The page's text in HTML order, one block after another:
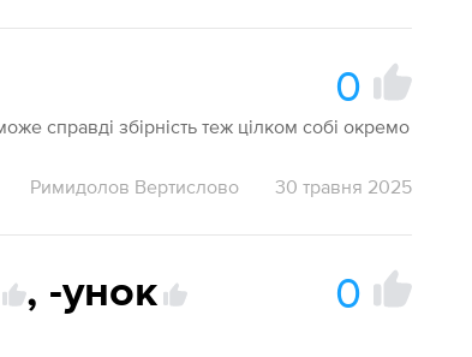
0
справді збірність теж цілком собі окремо
Римидолов Вертислово 30 травня 2025
, -унок 0